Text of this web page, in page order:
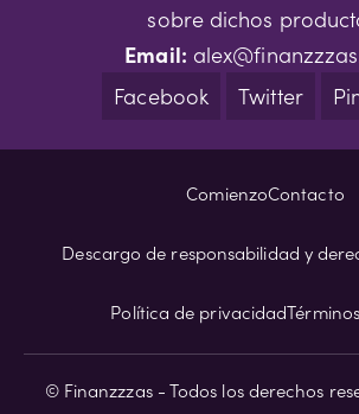
sobre dichos
Email:
Facebook
Twitter
© Finanzzzas - Todos los derechos
ComienzoContacto
Descargo de responsabilidad y
Política de privacidad